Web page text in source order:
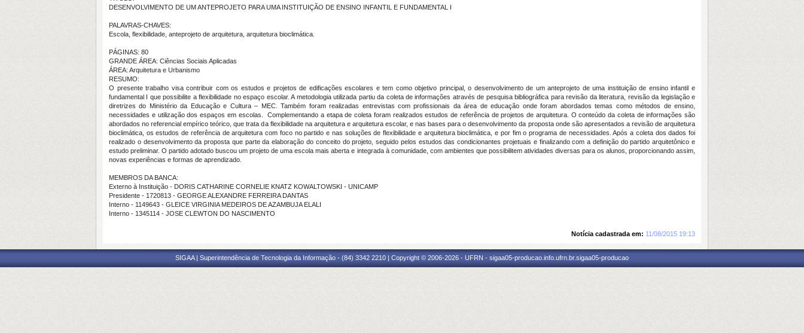
DESENVOLVIMENTO DE UM ANTEPROJETO PARA UMA INSTITUIÇÃO DE ENSINO INFANTIL E FUNDAMENTAL I
PALAVRAS-CHAVES:
Escola, flexibilidade, anteprojeto de arquitetura, arquitetura bioclimática.
PÁGINAS: 80
GRANDE ÁREA: Ciências Sociais Aplicadas
ÁREA: Arquitetura e Urbanismo
RESUMO:
O presente trabalho visa contribuir com os estudos e projetos de edificações escolares e tem como objetivo principal, o desenvolvimento de um anteprojeto de uma instituição de ensino infantil e
fundamental I que possibilite a flexibilidade no espaço escolar. A metodologia utilizada partiu da coleta de informações através de pesquisa bibliográfica para revisão da literatura, revisão da legislação e
diretrizes do Ministério da Educação e Cultura – MEC. Também foram realizadas entrevistas com profissionais da área de educação onde foram abordados temas como métodos de ensino,
necessidades e utilização dos espaços em escolas. Complementando a etapa de coleta foram realizados estudos de referência de projetos de arquitetura. O conteúdo da coleta de informações são
abordados no referencial empírico teórico, que trata da flexibilidade na arquitetura e arquitetura escolar, e nas bases para o desenvolvimento da proposta onde são apresentados a revisão de arquitetura
bioclimática, os estudos de referência de arquitetura com foco no partido e nas soluções de flexibilidade e arquitetura bioclimática, e por fim o programa de necessidades. Após a coleta dos dados foi
realizado o desenvolvimento da proposta que parte da elaboração do conceito do projeto, seguido pelos estudos das condicionantes projetuais e finalizando com a definição do partido arquitetônico e
estudo preliminar. O partido adotado buscou um projeto de uma escola mais aberta e integrada à comunidade, com ambientes que possibilitem atividades diversas para os alunos, proporcionando assim,
novas experiências e formas de aprendizado.
MEMBROS DA BANCA:
Externo à Instituição - DORIS CATHARINE CORNELIE KNATZ KOWALTOWSKI - UNICAMP
Presidente - 1720813 - GEORGE ALEXANDRE FERREIRA DANTAS
Interno - 1149643 - GLEICE VIRGINIA MEDEIROS DE AZAMBUJA ELALI
Interno - 1345114 - JOSE CLEWTON DO NASCIMENTO
Notícia cadastrada em: 11/08/2015 19:13
SIGAA | Superintendência de Tecnologia da Informação - (84) 3342 2210 | Copyright © 2006-2026 - UFRN - sigaa05-producao.info.ufrn.br.sigaa05-producao